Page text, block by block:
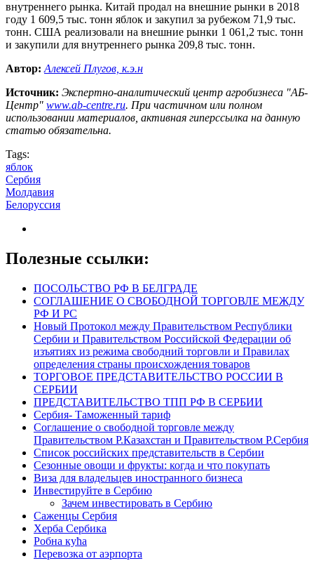
внутреннего рынка. Китай продал на внешние рынки в 2018
году 1 609,5 тыс. тонн яблок и закупил за рубежом 71,9 тыс.
тонн. США реализовали на внешние рынки 1 061,2 тыс. тонн
и закупили для внутреннего рынка 209,8 тыс. тонн.
Автор: Алексей Плугов, к.э.н
Источник: Экспертно-аналитический центр агробизнеса "АБ-
Центр" www.ab-centre.ru. При частичном или полном
использовании материалов, активная гиперссылка на данную
статью обязательна.
Tags:
яблок
Сербия
Молдавия
Белоруссия
Полезные ссылки:
ПОСОЛЬСТВО РФ В БЕЛГРАДЕ
СОГЛАШЕНИЕ О СВОБОДНОЙ ТОРГОВЛЕ МЕЖДУ
РФ И РС
Новый Протокол между Правительством Республики
Сербии и Правительством Российской Федерации об
изъятиях из режима свободний торговли и Правилах
определения страны происхождения товаров
ТОРГОВОЕ ПРЕДСТАВИТЕЛЬСТВО РОССИИ В
СЕРБИИ
ПРЕДСТАВИТЕЛЬСТВО ТПП РФ В СЕРБИИ
Сербия- Таможенный тариф
Соглашение о свободной торговле между
Правительством Р.Казахстан и Правительством Р.Сербия
Список российских представительств в Сербии
Сезонные овощи и фрукты: когда и что покупать
Виза для владельцев иностранного бизнеса
Инвестируйте в Сербию
Зачем инвестировать в Сербию
Саженцы Сербия
Херба Сербика
Робна кућа
Перевозка от аэрпорта